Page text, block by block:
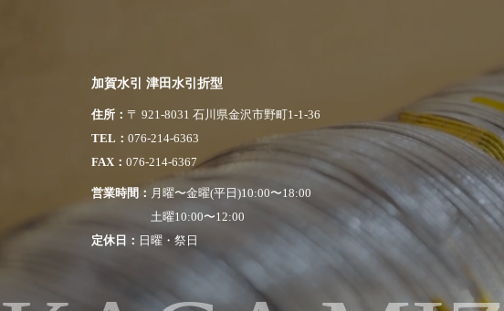
加賀水引 津田水引折型
住所
〒 921-8031 石川県金沢市野町1-1-36
TEL
076-214-6363
FAX
076-214-6367
営業時間
月曜〜金曜(平日)10:00〜18:00
土曜10:00〜12:00
定休日
日曜・祭日